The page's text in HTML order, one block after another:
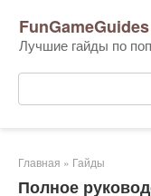
контенту
FunGameGuides
Лучшие гайды по
Поиск:
Главная » Гайды
Полное